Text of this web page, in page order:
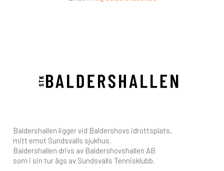
Baldershallen ligger vid Baldershovs idrottsplats,
mitt emot Sundsvalls sjukhus.
Baldershallen drivs av Baldershovshallen AB
som i sin tur ägs av Sundsvalls Tennisklubb.